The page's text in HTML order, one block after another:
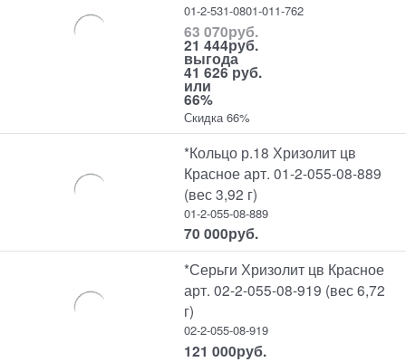
01-2-531-0801-011-762
63 070руб.
21 444руб.
выгода
41 626 руб.
или
66%
Скидка 66%
*Кольцо р.18 Хризолит цв
Красное арт. 01-2-055-08-889
(вес 3,92 г)
01-2-055-08-889
70 000руб.
*Серьги Хризолит цв Красное
арт. 02-2-055-08-919 (вес 6,72
г)
02-2-055-08-919
121 000руб.